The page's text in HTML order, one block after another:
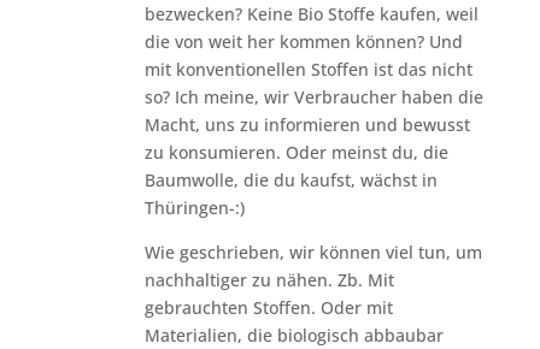
bezwecken? Keine Bio Stoffe kaufen, weil
die von weit her kommen können? Und
mit konventionellen Stoffen ist das nicht
so? Ich meine, wir Verbraucher haben die
Macht, uns zu informieren und bewusst
zu konsumieren. Oder meinst du, die
Baumwolle, die du kaufst, wächst in
Thüringen-:)
Wie geschrieben, wir können viel tun, um
nachhaltiger zu nähen. Zb. Mit
gebrauchten Stoffen. Oder mit
Materialien, die biologisch abbaubar